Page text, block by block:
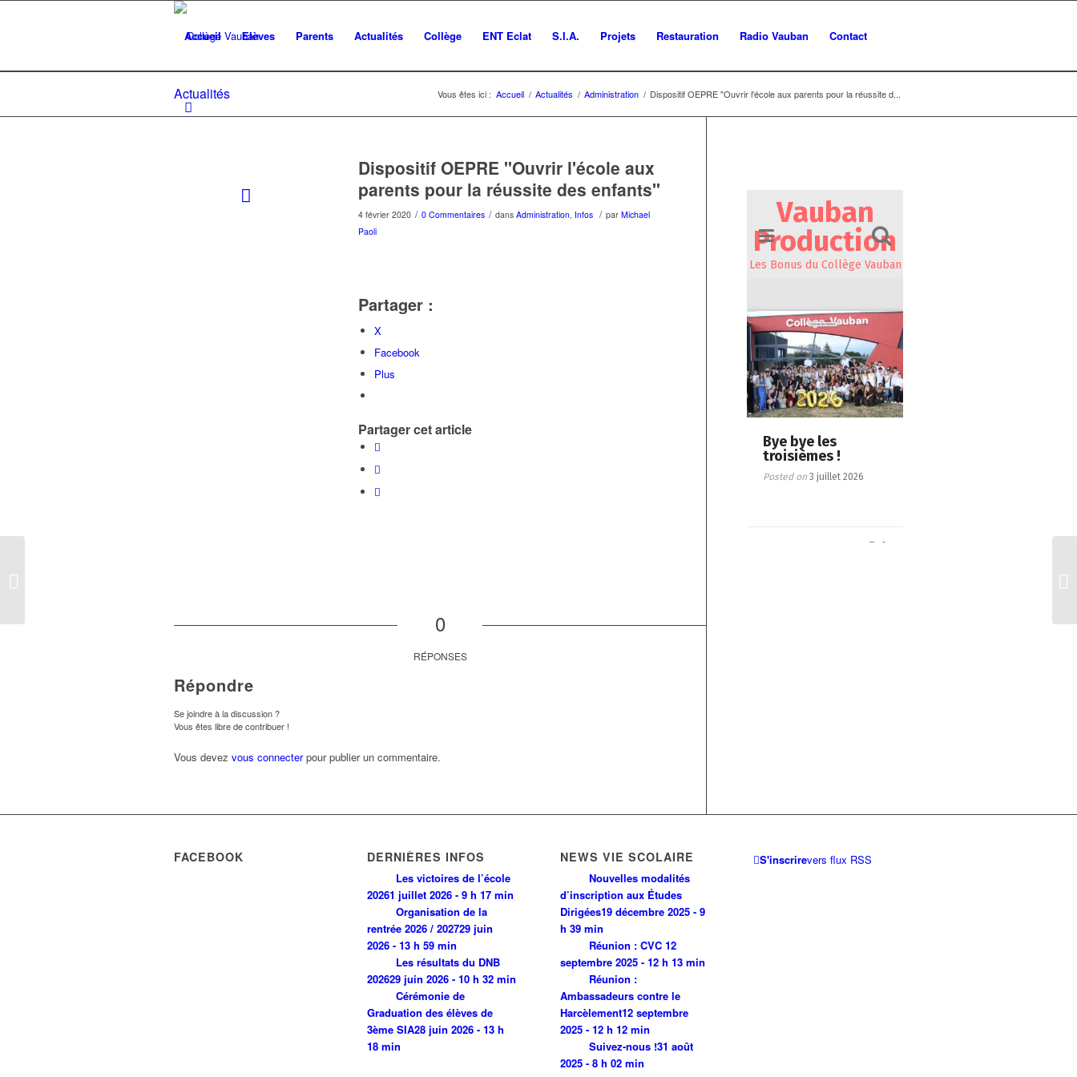
Accueil Elèves Parents Actualités Collège ENT Eclat S.I.A. Projets Restauration Radio Vauban Contact
Actualités Vous êtes ici : Accueil / Actualités / Administration / Dispositif OEPRE "Ouvrir l'école aux parents pour la réussite d...
Dispositif OEPRE "Ouvrir l'école aux
parents pour la réussite des enfants"
4 février 2020 / 0 Commentaires / dans Administration, Infos / par Michael
Paoli
Partager :
X
Facebook
Plus
Partager cet article
0
RÉPONSES
Répondre
Se joindre à la discussion ?
Vous êtes libre de contribuer !
Vous devez vous connecterpour publier un commentaire.
FACEBOOK DERNIÈRES INFOS
Les victoires de l’école
20261 juillet 2026 - 9 h 17 min
Organisation de la
rentrée 2026 / 202729 juin
2026 - 13 h 59 min
Les résultats du DNB
202629 juin 2026 - 10 h 32 min
Cérémonie de
Graduation des élèves de
3ème SIA28 juin 2026 - 13 h
18 min
NEWS VIE SCOLAIRE
Nouvelles modalités
d’inscription aux Études
Dirigées19 décembre 2025 - 9
h 39 min
Réunion : CVC12
septembre 2025 - 12 h 13 min
Réunion :
Ambassadeurs contre le
Harcèlement12 septembre
2025 - 12 h 12 min
Suivez-nous !31 août
2025 - 8 h 02 min
S'inscrirevers flux RSS